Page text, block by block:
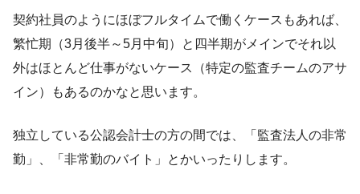
契約社員のようにほぼフルタイムで働くケースもあれば、
繁忙期（3月後半～5月中旬）と四半期がメインでそれ以
外はほとんど仕事がないケース（特定の監査チームのアサ
イン）もあるのかなと思います。
独立している公認会計士の方の間では、「監査法人の非常
勤」、「非常勤のバイト」とかいったりします。